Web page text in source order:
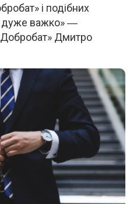
і подібних
дуже важко» ―
Дмитро